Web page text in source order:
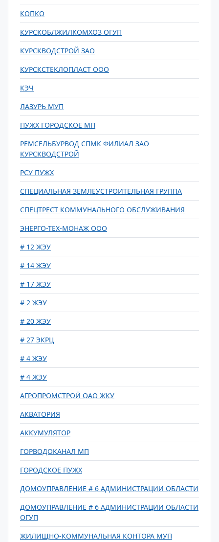
КОПКО
КУРСКОБЛЖИЛКОМХОЗ ОГУП
КУРСКВОДСТРОЙ ЗАО
КУРСКСТЕКЛОПЛАСТ ООО
КЭЧ
ЛАЗУРЬ МУП
ПУЖХ ГОРОДСКОЕ МП
РЕМСЕЛЬБУРВОД СПМК ФИЛИАЛ ЗАО
КУРСКВОДСТРОЙ
РСУ ПУЖХ
СПЕЦИАЛЬНАЯ ЗЕМЛЕУСТРОИТЕЛЬНАЯ ГРУППА
СПЕЦТРЕСТ КОММУНАЛЬНОГО ОБСЛУЖИВАНИЯ
ЭНЕРГО-ТЕХ-МОНАЖ ООО
# 12 ЖЭУ
# 14 ЖЭУ
# 17 ЖЭУ
# 2 ЖЭУ
# 20 ЖЭУ
# 27 ЭКРЦ
# 4 ЖЭУ
# 4 ЖЭУ
АГРОПРОМСТРОЙ ОАО ЖКУ
АКВАТОРИЯ
АККУМУЛЯТОР
ГОРВОДОКАНАЛ МП
ГОРОДСКОЕ ПУЖХ
ДОМОУПРАВЛЕНИЕ # 6 АДМИНИСТРАЦИИ ОБЛАСТИ
ДОМОУПРАВЛЕНИЕ # 6 АДМИНИСТРАЦИИ ОБЛАСТИ
ОГУП
ЖИЛИЩНО-КОММУНАЛЬНАЯ КОНТОРА МУП